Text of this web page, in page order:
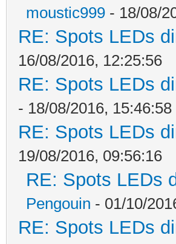
moustic999 - 18/08/
RE: Spots LEDs
16/08/2016, 12:25:56
RE: Spots LEDs
- 18/08/2016, 15:46:58
RE: Spots LEDs
19/08/2016, 09:56:16
RE: Spots LEDs
Pengouin - 01/10/
RE: Spots LEDs